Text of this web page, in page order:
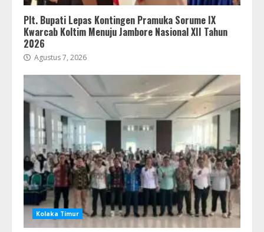
Plt. Bupati Lepas Kontingen Pramuka Sorume IX
Kwarcab Koltim Menuju Jambore Nasional XII Tahun
2026
Agustus 7, 2026
Kolaka Timur